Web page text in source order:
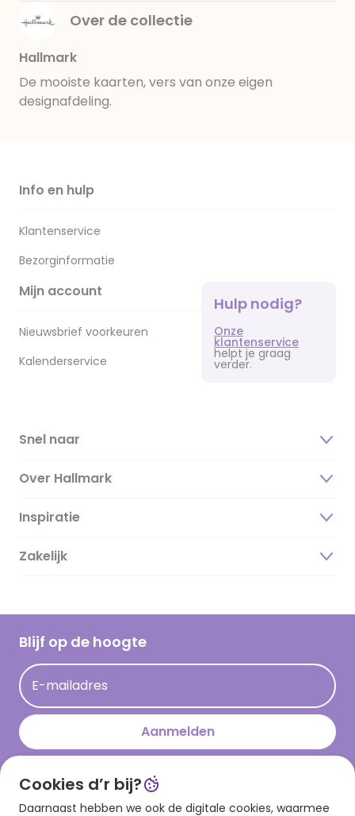
Over de collectie
Hallmark
De mooiste kaarten, vers van onze eigen
designafdeling.
Info en hulp
Klantenservice
Bezorginformatie
Mijn account
Nieuwsbrief voorkeuren
Kalenderservice
Hulp nodig?
Onze
klantenservice
helpt je graag
verder.
Snel naar
Over Hallmark
Over ons
Duurzaamheid
Hallmark Kaartclub
Acties
Persberichten
Hallmark en Kinderpostzegels
Inspiratie
Magazine
Cadeau inspiratie
Kaartinspiratie
Zakelijk
Blijf op de hoogte
E-mailadres
Aanmelden
Download onze app
Cookies d’r bij?
Daarnaast hebben we ook de digitale cookies, waarmee